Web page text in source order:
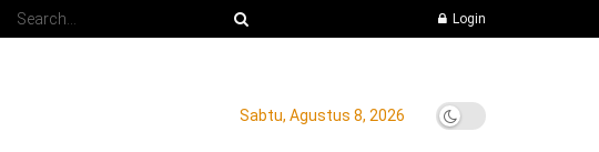
Login
Sabtu, Agustus 8, 2026